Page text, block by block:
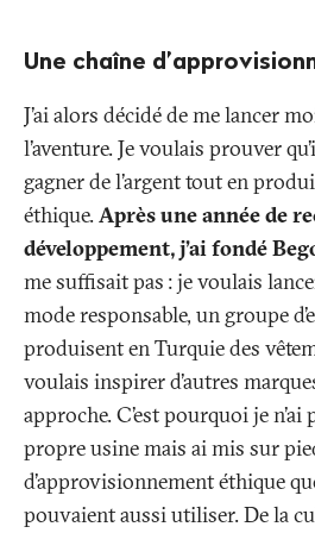
Une chaîne
J’ai alors décidé de me lancer
l’aventure. Je voulais prouver
gagner de l’argent tout en
éthique.Après une année de
développement, j’ai fondé
me suffisait pas : je voulais
mode responsable, un groupe
produisent en Turquie des
voulais inspirer d’autres
approche. C’est pourquoi je
propre usine mais ai mis sur
d’approvisionnement éthique
pouvaient aussi utiliser. De la